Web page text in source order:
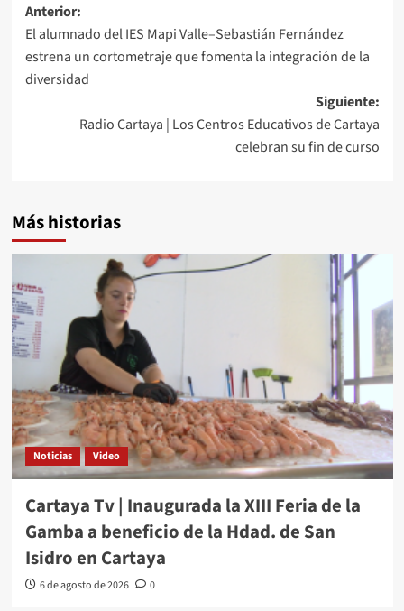
Anterior:
El alumnado del IES Mapi Valle–Sebastián Fernández
estrena un cortometraje que fomenta la integración de la
diversidad
Siguiente:
Radio Cartaya | Los Centros Educativos de Cartaya
celebran su fin de curso
Más historias
Noticias Video
Cartaya Tv | Inaugurada la XIII Feria de la
Gamba a beneficio de la Hdad. de San
Isidro en Cartaya
6 de agosto de 2026 0